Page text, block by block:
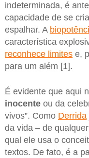
indeterminada, é
capacidade de se
espalhar. A
característica
reconhece limites e,
para um além [1].
É evidente que aqui
inocente ou da
vivos”. Como Derrida
da vida – de
qual ele usa o
textos. De fato, é a